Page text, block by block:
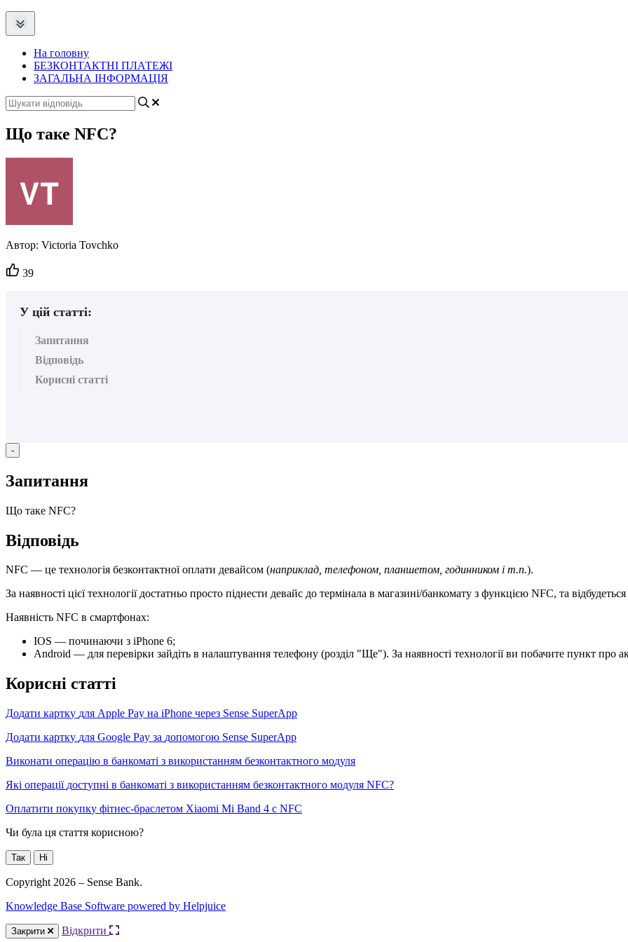
На головну
БЕЗКОНТАКТНІ ПЛАТЕЖІ
ЗАГАЛЬНА ІНФОРМАЦІЯ
Що таке NFC?
Автор: Victoria Tovchko
Кількість
вподобайок:
39
У цій статті:
Запитання
Відповідь
Корисні статті
-
Запитання
Що таке NFC?
Відповідь
NFC — це технологія безконтактної оплати девайсом (наприклад, телефоном, планшетом, годинником і т.п.).
За наявності цієї технології достатньо просто піднести девайс до термінала в магазині/банкомату з функцією NFC, та відбудеться
Наявність NFC в смартфонах:
IOS — починаючи з iPhone 6;
Android — для перевірки зайдіть в налаштування телефону (розділ "Ще"). За наявності технології ви побачите пункт про а
Корисні статті
Додати картку для Apple Pay на iPhone через Sense SuperApp
Додати картку для Google Pay за допомогою Sense SuperApp
Виконати операцію в банкоматі з використанням безконтактного модуля
Які операції доступні в банкоматі з використанням безконтактного модуля NFC?
Оплатити покупку фітнес-браслетом Xiaomi Mi Band 4 c NFC
Чи була ця стаття корисною?
Так Ні
Copyright 2026 – Sense Bank.
Knowledge Base Software powered by Helpjuice
Закрити Відкрити